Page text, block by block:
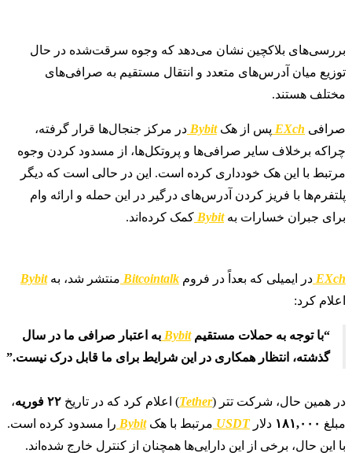
بررسی‌های بلاکچین نشان می‌دهد که وجوه سرقت‌شده در حال
توزیع میان آدرس‌های متعدد و انتقال مستقیم به صرافی‌های
مختلف هستند.
صرافی EXch پس از هکBybit در مرکز جنجال‌ها قرار گرفته،
چراکه برخلاف سایر صرافی‌ها و پروتکل‌ها، از مسدود کردن وجوه
مرتبط با این هک خودداری کرده است. این در حالی است که دیگر
پلتفرم‌ها با فریز کردن آدرس‌های درگیر در این حمله و ارائه وام
برای جبران خسارات بهBybit کمک کرده‌اند.
EXch در ایمیلی که بعداً در فروم Bitcointalk منتشر شد، بهBybit
اعلام کرد:
“با توجه به حملات مستقیمBybit به اعتبار صرافی ما در سال
گذشته، انتظار همکاری در این شرایط برای ما قابل درک نیست.”
در همین حال، شرکت تتر (Tether) اعلام کرد که در تاریخ ۲۲ فوریه
،
مبلغ ۱۸۱,۰۰۰ دلارUSDT مرتبط با هکBybit را مسدود کرده است.
با این حال، برخی از این دارایی‌ها همچنان از کنترل خارج شده‌اند.